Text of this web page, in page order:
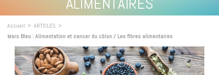
Accueil > ARTICLES >
Mars Bleu : Alimentation et cancer du côlon / Les fibres alimentaires